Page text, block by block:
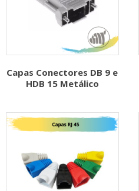
Capas Conectores DB 9 e
HDB 15 Metálico